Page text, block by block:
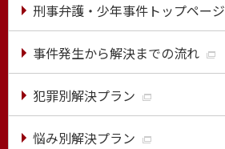
刑事弁護・少年事件トップページ
事件発生から解決までの流れ
犯罪別解決プラン
悩み別解決プラン